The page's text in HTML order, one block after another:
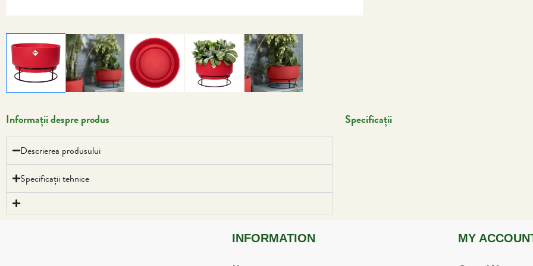
Informații despre produs
Descrierea produsului
Specificații tehnice
Specificații
INFORMATION MY